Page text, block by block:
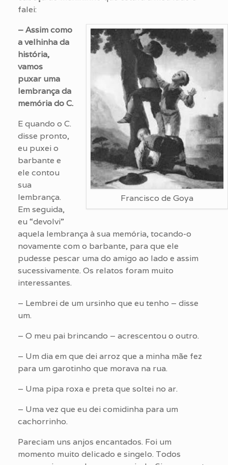
falei:
Francisco de Goya
– Assim como
a velhinha da
história,
vamos
puxar uma
lembrança da
memória do C.
E quando o C.
disse pronto,
eu puxei o
barbante e
ele contou
sua
lembrança.
Em seguida,
eu “devolvi”
aquela lembrança à sua memória, tocando-o
novamente com o barbante, para que ele
pudesse pescar uma do amigo ao lado e assim
sucessivamente. Os relatos foram muito
interessantes.
– Lembrei de um ursinho que eu tenho – disse
um.
– O meu pai brincando – acrescentou o outro.
– Um dia em que dei arroz que a minha mãe fez
para um garotinho que morava na rua.
– Uma pipa roxa e preta que soltei no ar.
– Uma vez que eu dei comidinha para um
cachorrinho.
Pareciam uns anjos encantados. Foi um
momento muito delicado e singelo. Todos